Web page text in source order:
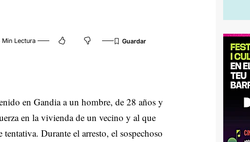
Min Lectura
en Gandia a un hombre, de 28 años y
en la vivienda de un vecino y al que
Durante el arresto, el sospechoso